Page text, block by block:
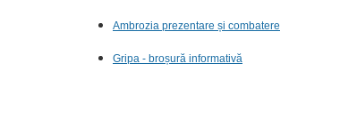
Ambrozia prezentare și combatere
Gripa - broșură informativă